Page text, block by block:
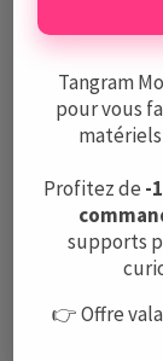
vous
Tangram
pour vous
Profitez de -
supports
👉 Offre